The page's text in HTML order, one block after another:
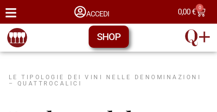
ACCEDI 0,00€ 0
SHOP
LE TIPOLOGIE DEI VINI NELLE DENOMINAZIONI
– QUATTROCALICI